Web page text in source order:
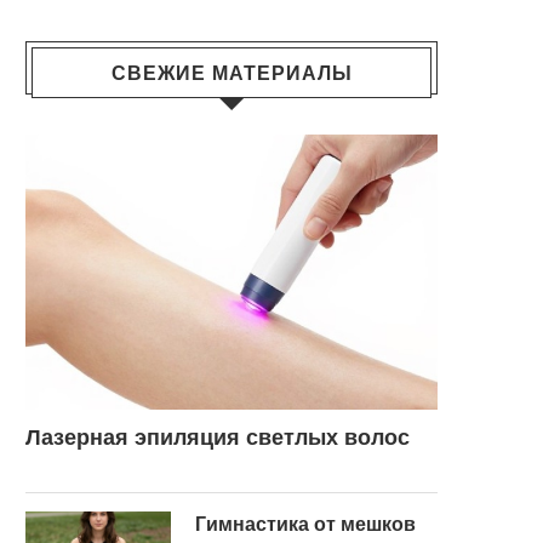
СВЕЖИЕ МАТЕРИАЛЫ
Лазерная эпиляция светлых волос
Гимнастика от мешков